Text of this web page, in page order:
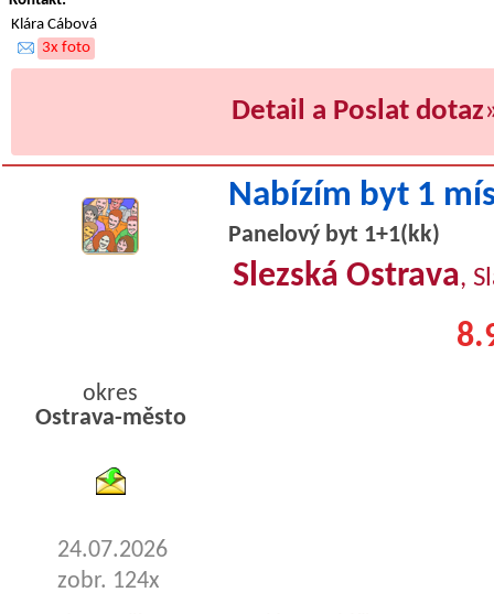
Klára Cábová
3x foto
Detail a Poslat dotaz
Nabízím byt 1
Panelový byt 1+1(kk)
Slezská Ostrava,
okres
Ostrava-město
24.07.2026
zobr. 124x